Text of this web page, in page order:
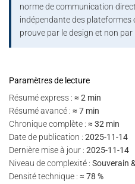
norme de communication
indépendante des plateformes
prouve par le design et non par
Paramètres de lecture
Résumé express : ≈ 2 min
Résumé avancé : ≈ 7 min
Chronique complète : ≈ 32 min
Date de publication : 2025-11-14
Dernière mise à jour : 2025-11-14
Niveau de complexité : Souverain
Densité technique : ≈ 78 %